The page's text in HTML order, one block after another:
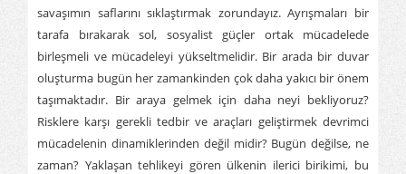
savaşımın saflarını sıklaştırmak zorundayız. Ayrışmaları bir
tarafa bırakarak sol, sosyalist güçler ortak mücadelede
birleşmeli ve mücadeleyi yükseltmelidir. Bir arada bir duvar
oluşturma bugün her zamankinden çok daha yakıcı bir önem
taşımaktadır. Bir araya gelmek için daha neyi bekliyoruz?
Risklere karşı gerekli tedbir ve araçları geliştirmek devrimci
mücadelenin dinamiklerinden değil midir? Bugün değilse, ne
zaman? Yaklaşan tehlikeyi gören ülkenin ilerici birikimi, bu